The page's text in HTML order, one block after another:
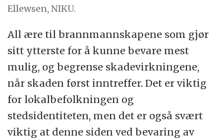
Ellewsen, NIKU.
All ære til brannmannskapene som gjør
sitt ytterste for å kunne bevare mest
mulig, og begrense skadevirkningene,
når skaden først inntreffer. Det er viktig
for lokalbefolkningen og
stedsidentiteten, men det er også svært
viktig at denne siden ved bevaring av